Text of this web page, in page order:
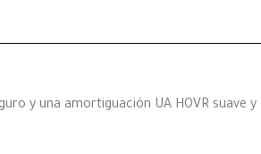
y una amortiguación UA HOVR